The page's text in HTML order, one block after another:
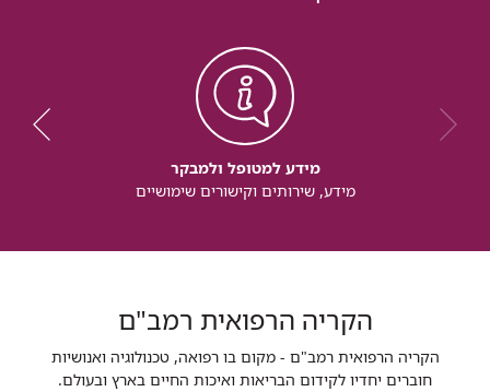
מידע למטופל ולמבקר
מידע, שירותים וקישורים שימושיים
הקריה הרפואית רמב"ם
הקריה הרפואית רמב"ם - מקום בו רפואה, טכנולוגיה ואנושיות
חוברים יחדיו לקידום הבריאות ואיכות החיים בארץ ובעולם.